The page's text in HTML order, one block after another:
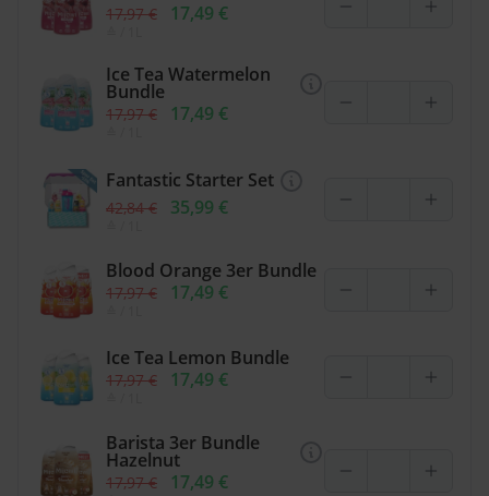
17,97 € 17,49 €
Ice Tea Watermelon
Bundle
17,97 € 17,49 €
Fantastic Starter Set
42,84 € 35,99 €
Blood Orange 3er Bundle
17,97 € 17,49 €
Ice Tea Lemon Bundle
17,97 € 17,49 €
Barista 3er Bundle
Hazelnut
17,97 € 17,49 €